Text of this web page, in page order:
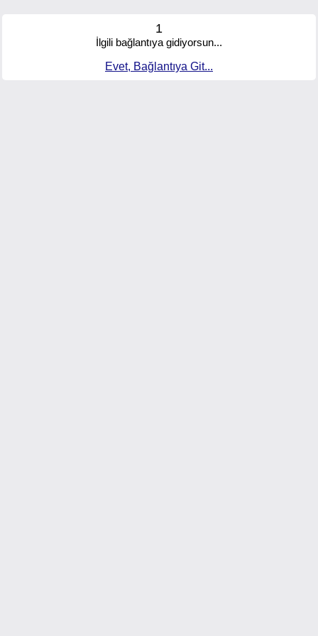
1
İlgili bağlantıya gidiyorsun...
Evet, Bağlantıya Git...